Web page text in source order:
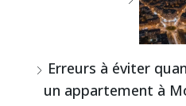
Erreurs à éviter
un appartement à